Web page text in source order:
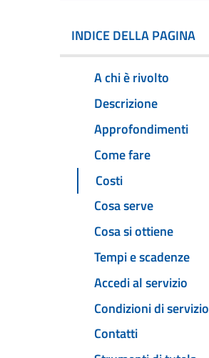
INDICE DELLA PAGINA
A chi è rivolto
Descrizione
Approfondimenti
Come fare
Costi
Cosa serve
Cosa si ottiene
Tempi e scadenze
Accedi al servizio
Condizioni di servizio
Contatti